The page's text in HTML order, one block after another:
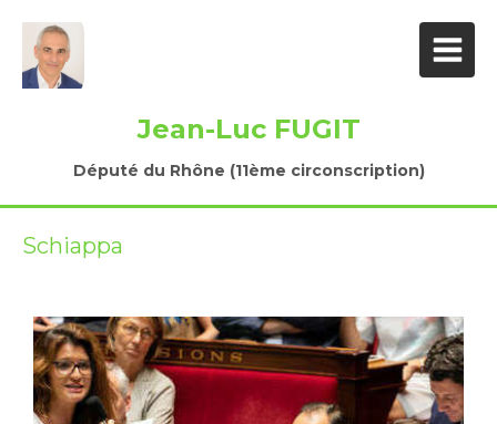
Jean-Luc FUGIT
Député du Rhône (11ème circonscription)
Schiappa